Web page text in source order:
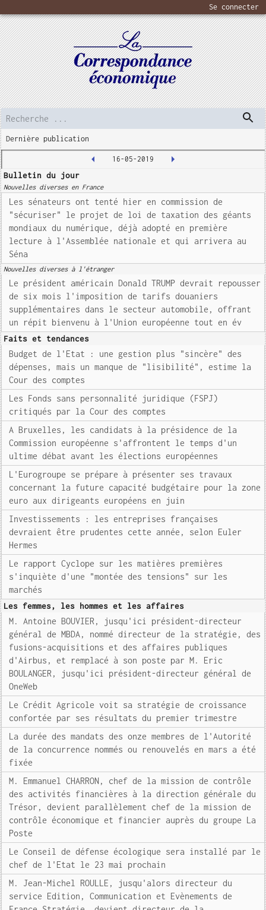
Se connecter
Dernière publication
16-05-2019
Bulletin du jour
Nouvelles diverses en France
Les sénateurs ont tenté hier en commission de
"sécuriser" le projet de loi de taxation des géants
mondiaux du numérique, déjà adopté en première
lecture à l'Assemblée nationale et qui arrivera au
Séna
Nouvelles diverses à l'étranger
Le président américain Donald TRUMP devrait repousser
de six mois l'imposition de tarifs douaniers
supplémentaires dans le secteur automobile, offrant
un répit bienvenu à l'Union européenne tout en év
Faits et tendances
Budget de l'Etat : une gestion plus "sincère" des
dépenses, mais un manque de "lisibilité", estime la
Cour des comptes
Les Fonds sans personnalité juridique (FSPJ)
critiqués par la Cour des comptes
A Bruxelles, les candidats à la présidence de la
Commission européenne s'affrontent le temps d'un
ultime débat avant les élections européennes
L'Eurogroupe se prépare à présenter ses travaux
concernant la future capacité budgétaire pour la zone
euro aux dirigeants européens en juin
Investissements : les entreprises françaises
devraient être prudentes cette année, selon Euler
Hermes
Le rapport Cyclope sur les matières premières
s'inquiète d'une "montée des tensions" sur les
marchés
Les femmes, les hommes et les affaires
M. Antoine BOUVIER, jusqu'ici président-directeur
général de MBDA, nommé directeur de la stratégie, des
fusions-acquisitions et des affaires publiques
d'Airbus, et remplacé à son poste par M. Eric
BOULANGER, jusqu'ici président-directeur général de
OneWeb
Le Crédit Agricole voit sa stratégie de croissance
confortée par ses résultats du premier trimestre
La durée des mandats des onze membres de l'Autorité
de la concurrence nommés ou renouvelés en mars a été
fixée
M. Emmanuel CHARRON, chef de la mission de contrôle
des activités financières à la direction générale du
Trésor, devient parallèlement chef de la mission de
contrôle économique et financier auprès du groupe La
Poste
Le Conseil de défense écologique sera installé par le
chef de l'Etat le 23 mai prochain
M. Jean-Michel ROULLE, jusqu'alors directeur du
service Edition, Communication et Evènements de